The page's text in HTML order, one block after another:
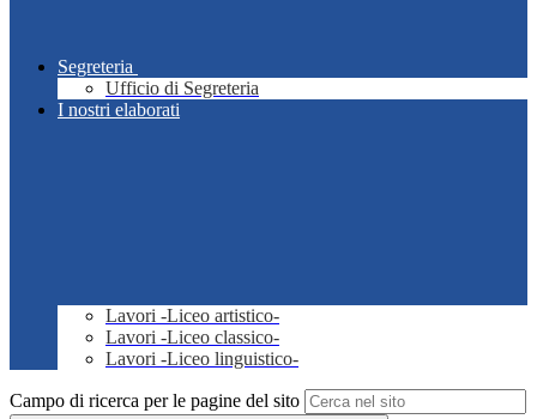
Segreteria
Ufficio di Segreteria
I nostri elaborati
Lavori -Liceo artistico-
Lavori -Liceo classico-
Lavori -Liceo linguistico-
Campo di ricerca per le pagine del sito